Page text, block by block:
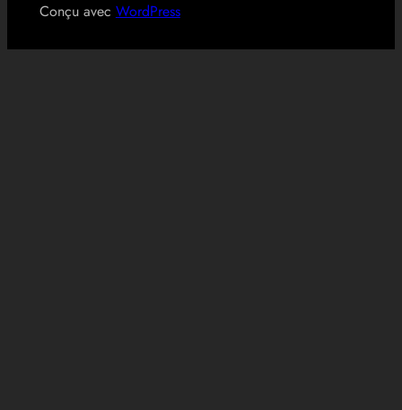
Conçu avec WordPress